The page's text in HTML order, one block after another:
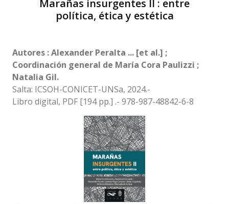
Marañas insurgentes II : entre
política, ética y estética
Autores : Alexander Peralta ... [et al.] ;
Coordinación general de María Cora Paulizzi ;
Natalia Gil.
Salta: ICSOH-CONICET-UNSa, 2024.-
Libro digital, PDF [194 pp.] .- 978-987-48842-6-8